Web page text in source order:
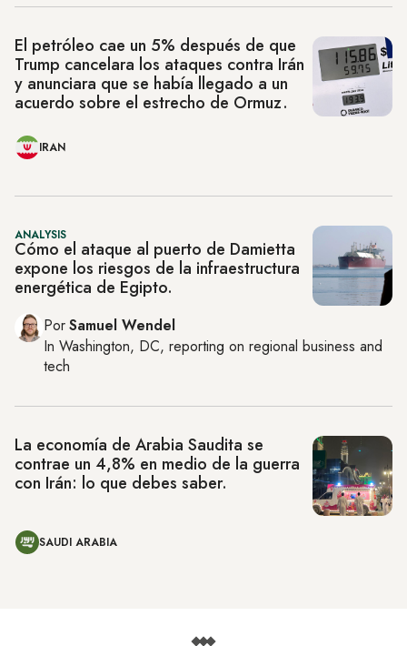
El petróleo cae un 5% después de que
Trump cancelara los ataques contra Irán
y anunciara que se había llegado a un
acuerdo sobre el estrecho de Ormuz.
IRAN
ANALYSIS
Cómo el ataque al puerto de Damietta
expone los riesgos de la infraestructura
energética de Egipto.
PorSamuel Wendel
In Washington, DC, reporting on regional business and
tech
La economía de Arabia Saudita se
contrae un 4,8% en medio de la guerra
con Irán: lo que debes saber.
SAUDI ARABIA